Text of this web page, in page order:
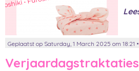
Geplaatst op Saturday, 1 March 2025 om 18:21 •